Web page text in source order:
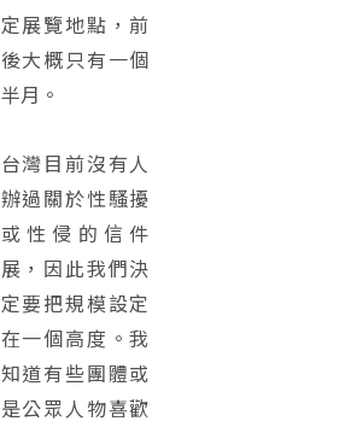
定展覽地點，前
後大概只有一個
半月。
台灣目前沒有人
辦過關於性騷擾
或性侵的信件
展，因此我們決
定要把規模設定
在一個高度。我
知道有些團體或
是公眾人物喜歡